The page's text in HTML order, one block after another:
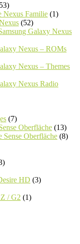
Nexus Familie (1)
(52)
Galaxy Nexus
Nexus – ROMs
Nexus – Themes
Nexus Radio
(7)
Oberfläche (13)
Sense Oberfläche (8)
HD (3)
/ G2 (1)